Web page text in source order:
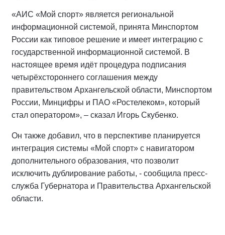
«АИС «Мой спорт» является региональной
информационной системой, принята Минспортом
России как типовое решение и имеет интеграцию с
государственной информационной системой. В
настоящее время идёт процедура подписания
четырёхстороннего соглашения между
правительством Архангельской области, Минспортом
России, Минцифры и ПАО «Ростелеком», который
стал оператором», – сказал Игорь Скубенко.
Он также добавил, что в перспективе планируется
интеграция системы «Мой спорт» с навигатором
дополнительного образования, что позволит
исключить дублирование работы, - сообщила пресс-
служба Губернатора и Правительства Архангельской
области.